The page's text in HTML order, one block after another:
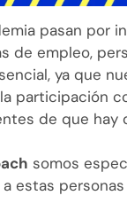
pasan por
de empleo,
ya que
participación
de que
somos
estas